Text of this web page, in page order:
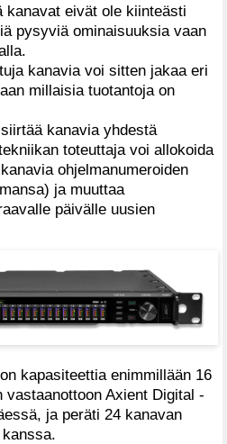
kanavat eivät ole kiinteästi
pysyviä ominaisuuksia vaan
kanavia voi sitten jakaa eri
millaisia tuotantoja on
kanavia yhdestä
toteuttaja voi allokoida
ohjelmanumeroiden
ja muuttaa
päivälle uusien
kapasiteettia enimmillään 16
vastaanottoon Axient Digital -
ja peräti 24 kanavan